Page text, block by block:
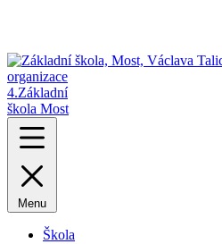
4.Základní
škola Most
Menu
Škola